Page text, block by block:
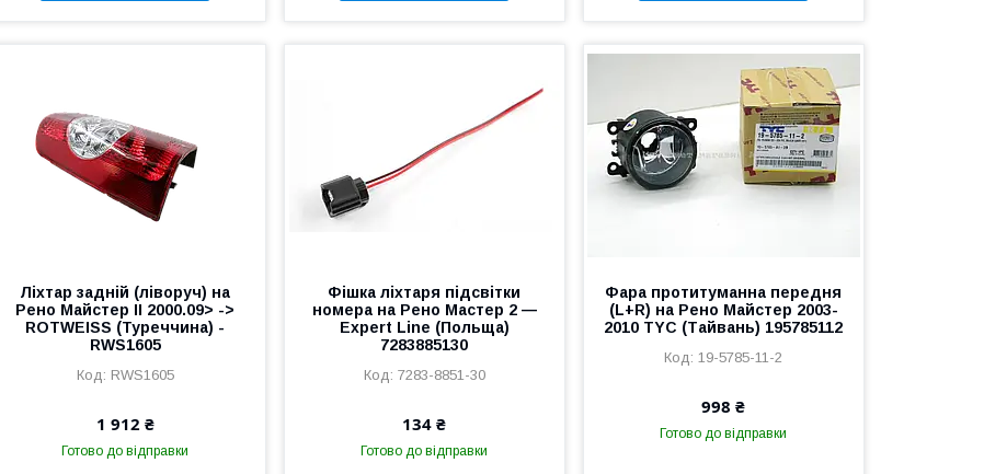
Ліхтар задній (ліворуч) на
Рено Майстер II 2000.09> ->
ROTWEISS (Туреччина) -
RWS1605
RWS1605
1 912 ₴
Готово до відправки
Фішка ліхтаря підсвітки
номера на Рено Мастер 2 —
Expert Line (Польща)
7283885130
7283-8851-30
134 ₴
Готово до відправки
Фара протитуманна передня
(L+R) на Рено Майстер 2003-
2010 TYC (Тайвань) 195785112
19-5785-11-2
998 ₴
Готово до відправки